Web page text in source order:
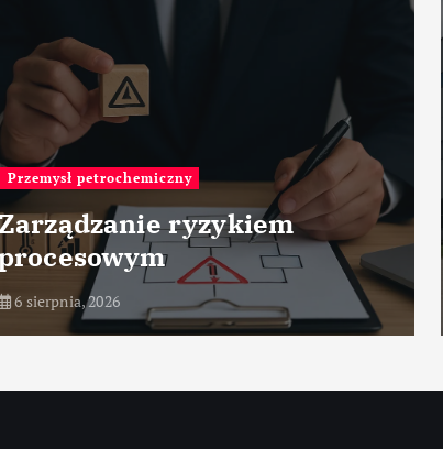
Fabryki na świecie
Leonardo Aircraft Factory –
Venegono – Włochy
6 sierpnia, 2026